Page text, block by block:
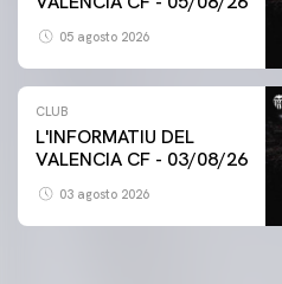
05 agosto 2026
CLUB
L'INFORMATIU DEL
VALENCIA CF - 03/08/26
03 agosto 2026